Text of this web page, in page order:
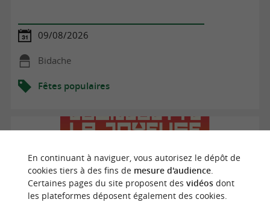
09/08/2026
Bidache
Fêtes populaires
En continuant à naviguer, vous autorisez le dépôt de
cookies tiers à des fins de mesure d'audience.
Certaines pages du site proposent des vidéosdont
les plateformes déposent également des cookies.